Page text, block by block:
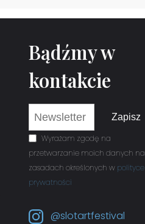
Bądźmy w
kontakcie
Newsletter e-mail
Wyrażam zgodę na
przetwarzanie moich danych na
zasadach określonych w polityce
prywatności
@slotartfestival